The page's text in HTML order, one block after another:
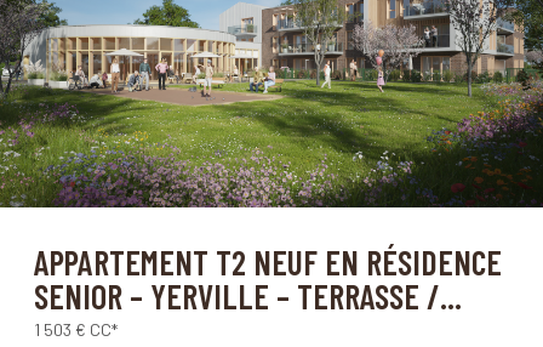
APPARTEMENT T2 NEUF EN RÉSIDENCE
SENIOR – YERVILLE – TERRASSE /...
1 503 € CC*